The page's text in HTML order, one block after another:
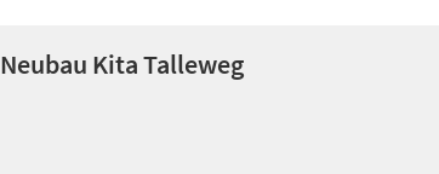
Neubau Kita Talleweg